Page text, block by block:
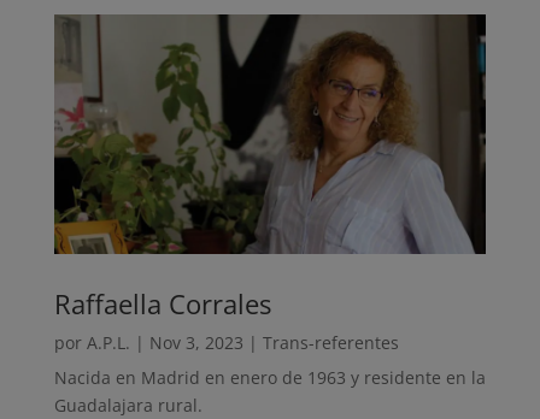
Raffaella Corrales
por A.P.L. | Nov 3, 2023 | Trans-referentes
Nacida en Madrid en enero de 1963 y residente en la
Guadalajara rural.